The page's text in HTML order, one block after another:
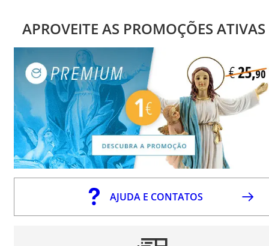
APROVEITE AS PROMOÇÕES ATIVAS
AJUDA E CONTATOS